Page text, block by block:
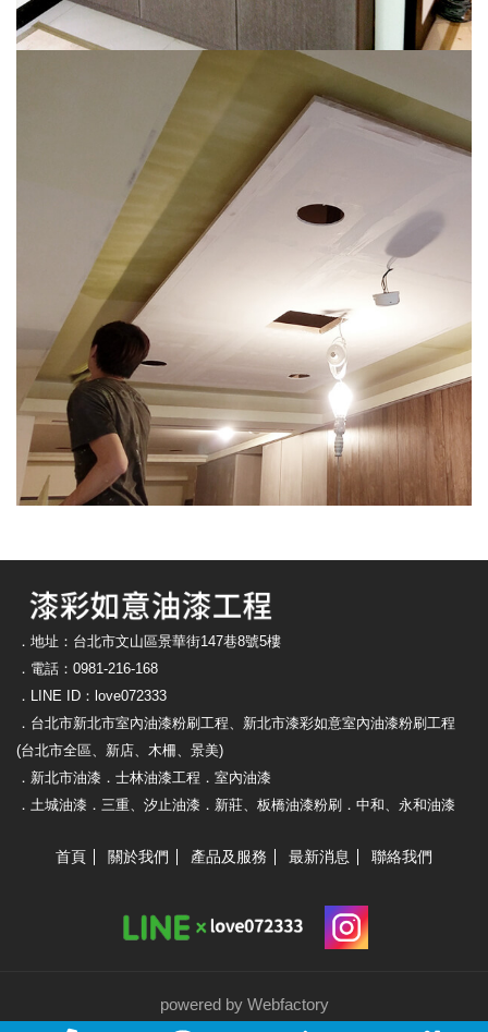
．地址：台北市文山區景華街147巷8號5樓
．電話：0981-216-168
．LINE ID：love072333
．台北市新北市室內油漆粉刷工程、新北市漆彩如意室內油漆粉刷工程
(台北市全區、新店、木柵、景美)
．新北市油漆．士林油漆工程．室內油漆
．土城油漆．三重、汐止油漆．新莊、板橋油漆粉刷．中和、永和油漆
首頁 關於我們 產品及服務 最新消息 聯絡我們
powered by Webfactory